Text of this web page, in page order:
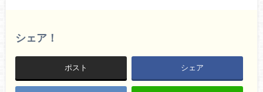
シェア！
ポスト シェア